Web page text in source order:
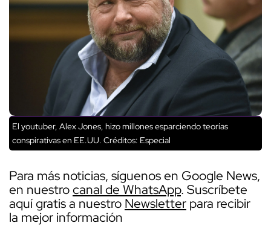
El youtuber, Alex Jones, hizo millones esparciendo teorías
conspirativas en EE.UU. Créditos: Especial
Para más noticias, síguenos en Google News,
en nuestrocanal de WhatsApp. Suscríbete
aquí gratis a nuestro Newsletter para recibir
la mejor información